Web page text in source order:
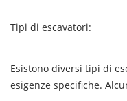
Tipi di escavatori:
Esistono diversi tipi di
esigenze specifiche.